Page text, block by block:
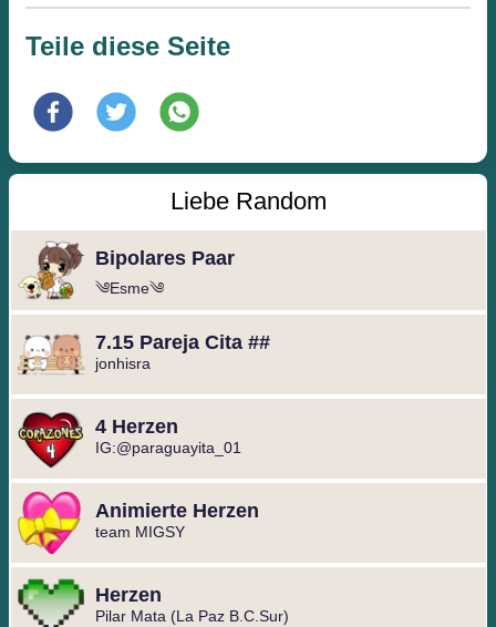
Teile diese Seite
Liebe Random
Bipolares Paar
༄Esme༄
7.15 Pareja Cita ##
jonhisra
4 Herzen
IG:@paraguayita_01
Animierte Herzen
team MIGSY
Herzen
Pilar Mata (La Paz B.C.Sur)